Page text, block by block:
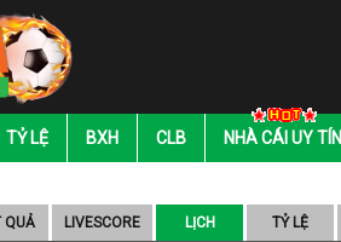
TỶ LỆ BXH CLB NHÀ CÁI UY TÍN
QUẢ LIVESCORE LỊCH TỶ LỆ